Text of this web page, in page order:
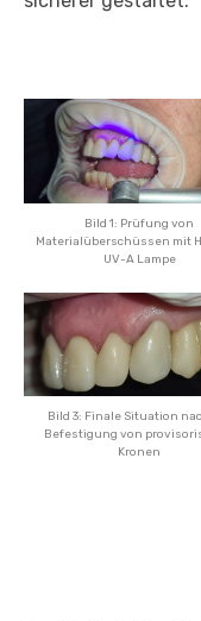
Bild 1: Prüfung von
Materialüberschüssen mit
UV-A Lampe
Bild 3: Finale Situation
Befestigung von
Kronen